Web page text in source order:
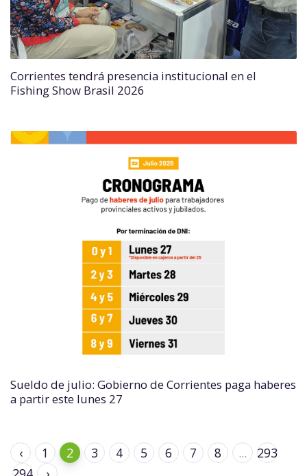
Corrientes tendrá presencia institucional en el
Fishing Show Brasil 2026
Sueldo de julio: Gobierno de Corrientes paga haberes
a partir este lunes 27
‹ 1 2 3 4 5 6 7 8 ...
293